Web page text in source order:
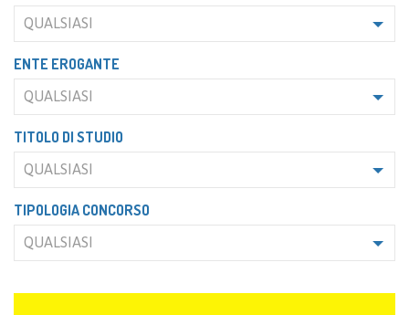
QUALSIASI
ENTE EROGANTE
QUALSIASI
TITOLO DI STUDIO
QUALSIASI
TIPOLOGIA CONCORSO
QUALSIASI